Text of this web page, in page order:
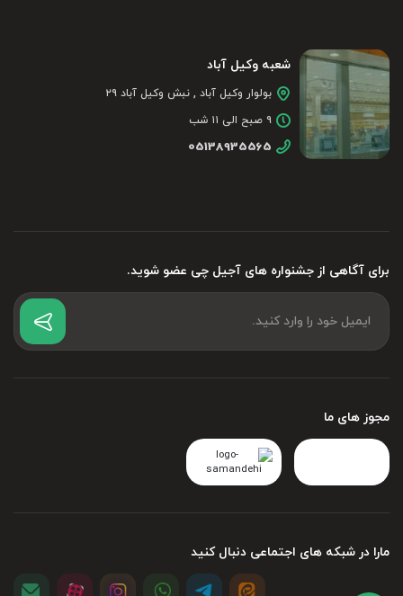
برای آگاهی از جشنواره های آجیل چی عضو شوید.
شعبه وکیل آباد
بولوار وکیل آباد , نبش وکیل آباد ۲۹
۹ صبح الی ۱۱ شب
05138935565
مجوز های ما
مارا در شبکه های اجتماعی دنبال کنید